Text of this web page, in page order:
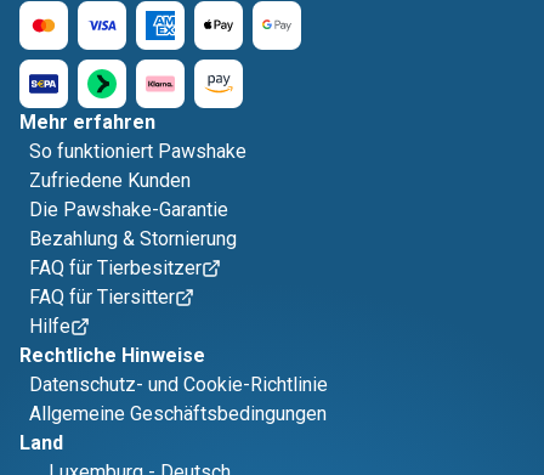
Mehr erfahren
So funktioniert Pawshake
Zufriedene Kunden
Die Pawshake-Garantie
Bezahlung & Stornierung
FAQ für Tierbesitzer
FAQ für Tiersitter
Hilfe
Rechtliche Hinweise
Datenschutz- und Cookie-Richtlinie
Allgemeine Geschäftsbedingungen
Land